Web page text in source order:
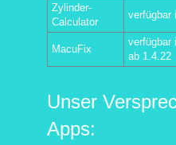
Zylinder-
Calculator
verfügbar
MacuFix
verfügbar
ab 1.4.22
Unser
Apps: